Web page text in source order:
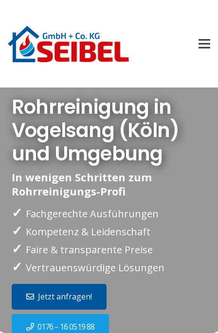
Rohrreinigung in
Vogelsang (Köln)
und Umgebung
In wenigen Schritten zum
Rohrreinigungs-Profi
✓ Fachgerechte Ausführungen
✓ Kompetenz & Leidenschaft
✓ Faire & transparente Preise
✓ Vertrauenswürdige Lösungen
Jetzt anfragen!
0176 – 16 0519 88